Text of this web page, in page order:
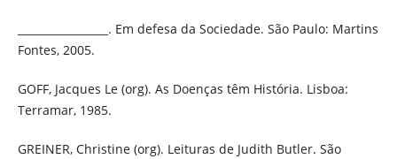
_________________. Em defesa da Sociedade. São Paulo: Martins
Fontes, 2005.
GOFF, Jacques Le (org). As Doenças têm História. Lisboa:
Terramar, 1985.
GREINER, Christine (org). Leituras de Judith Butler. São